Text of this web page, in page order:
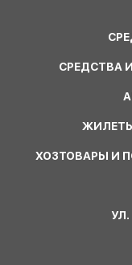
СРЕДСТВА
ХОЗТОВАРЫ И